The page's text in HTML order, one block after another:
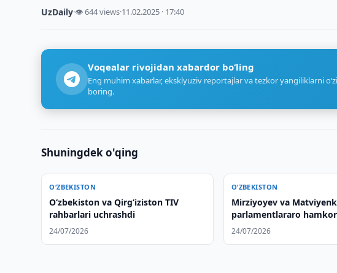
UzDaily·👁 644 views·11.02.2025 · 17:40
Voqealar rivojidan xabardor bo‘ling
Eng muhim xabarlar, eksklyuziv reportajlar va tezkor yangiliklarni
boring.
Shuningdek o'qing
O‘ZBEKISTON
O‘zbekiston va Qirg‘iziston TIV
rahbarlari uchrashdi
24/07/2026
O‘ZBEKISTON
Mirziyoyev va
parlamentlararo
muhokama qildi
24/07/2026